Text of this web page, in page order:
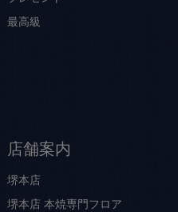
最高級
店舗案内
堺本店
堺本店 本焼専門フロア